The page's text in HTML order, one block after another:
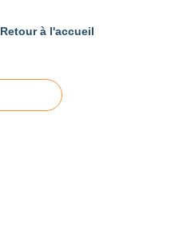
Retour à l'accueil